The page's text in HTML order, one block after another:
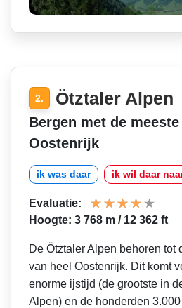
2. Ötztaler Alpen
Bergen met de
Oostenrijk
ik was daar ik wil daar
Evaluatie:
Hoogte: 3 768 m / 12 362 ft
De Ötztaler Alpen behoren tot
van heel Oostenrijk. Dit komt
enorme ijstijd (de grootste in
Alpen) en de honderden